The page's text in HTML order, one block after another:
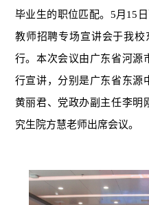
毕业生的职位匹配。 5月 15
教师招聘专场宣讲会于我校
行。本次会议由广东省河源
行宣讲，分别是广东省东源
黄丽君、党政办副主任李明
究生院方慧老师出席会议。